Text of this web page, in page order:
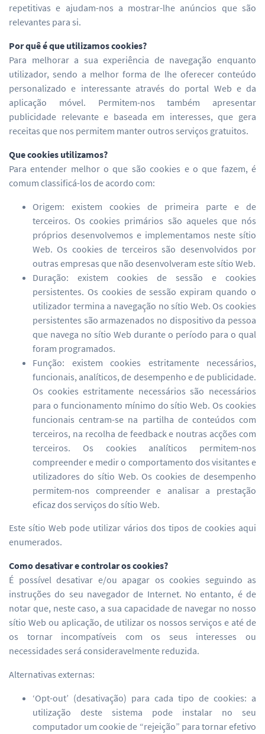
repetitivas e ajudam-nos a mostrar-lhe anúncios que são
relevantes para si.
Por quê é que utilizamos cookies?
Para melhorar a sua experiência de navegação enquanto
utilizador, sendo a melhor forma de lhe oferecer conteúdo
personalizado e interessante através do portal Web e da
aplicação móvel. Permitem-nos também apresentar
publicidade relevante e baseada em interesses, que gera
receitas que nos permitem manter outros serviços gratuitos.
Que cookies utilizamos?
Para entender melhor o que são cookies e o que fazem, é
comum classificá-los de acordo com:
Origem: existem cookies de primeira parte e de
terceiros. Os cookies primários são aqueles que nós
próprios desenvolvemos e implementamos neste sítio
Web. Os cookies de terceiros são desenvolvidos por
outras empresas que não desenvolveram este sítio Web.
Duração: existem cookies de sessão e cookies
persistentes. Os cookies de sessão expiram quando o
utilizador termina a navegação no sítio Web. Os cookies
persistentes são armazenados no dispositivo da pessoa
que navega no sítio Web durante o período para o qual
foram programados.
Função: existem cookies estritamente necessários,
funcionais, analíticos, de desempenho e de publicidade.
Os cookies estritamente necessários são necessários
para o funcionamento mínimo do sítio Web. Os cookies
funcionais centram-se na partilha de conteúdos com
terceiros, na recolha de feedback e noutras acções com
terceiros. Os cookies analíticos permitem-nos
compreender e medir o comportamento dos visitantes e
utilizadores do sítio Web. Os cookies de desempenho
permitem-nos compreender e analisar a prestação
eficaz dos serviços do sítio Web.
Este sítio Web pode utilizar vários dos tipos de cookies aqui
enumerados.
Como desativar e controlar os cookies?
É possível desativar e/ou apagar os cookies seguindo as
instruções do seu navegador de Internet. No entanto, é de
notar que, neste caso, a sua capacidade de navegar no nosso
sítio Web ou aplicação, de utilizar os nossos serviços e até de
os tornar incompatíveis com os seus interesses ou
necessidades será consideravelmente reduzida.
Alternativas externas:
‘Opt-out’ (desativação) para cada tipo de cookies: a
utilização deste sistema pode instalar no seu
computador um cookie de “rejeição” para tornar efetivo